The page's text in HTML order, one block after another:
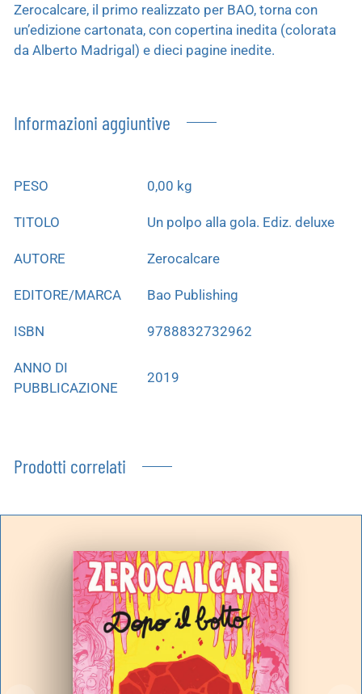
Zerocalcare, il primo realizzato per BAO, torna con
un’edizione cartonata, con copertina inedita (colorata
da Alberto Madrigal) e dieci pagine inedite.
Informazioni aggiuntive
PESO 0,00 kg
TITOLO Un polpo alla gola. Ediz. deluxe
AUTORE Zerocalcare
EDITORE/MARCA Bao Publishing
ISBN 9788832732962
ANNO DI
PUBBLICAZIONE
2019
Prodotti correlati